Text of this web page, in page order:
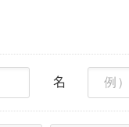
名